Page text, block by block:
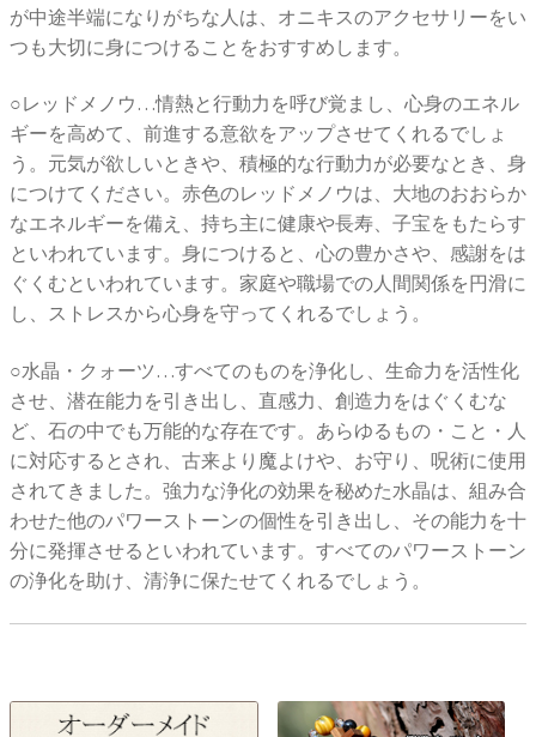
が中途半端になりがちな人は、オニキスのアクセサリーをい
つも大切に身につけることをおすすめします。
○レッドメノウ…情熱と行動力を呼び覚まし、心身のエネル
ギーを高めて、前進する意欲をアップさせてくれるでしょ
う。元気が欲しいときや、積極的な行動力が必要なとき、身
につけてください。赤色のレッドメノウは、大地のおおらか
なエネルギーを備え、持ち主に健康や長寿、子宝をもたらす
といわれています。身につけると、心の豊かさや、感謝をは
ぐくむといわれています。家庭や職場での人間関係を円滑に
し、ストレスから心身を守ってくれるでしょう。
○水晶・クォーツ…すべてのものを浄化し、生命力を活性化
させ、潜在能力を引き出し、直感力、創造力をはぐくむな
ど、石の中でも万能的な存在です。あらゆるもの・こと・人
に対応するとされ、古来より魔よけや、お守り、呪術に使用
されてきました。強力な浄化の効果を秘めた水晶は、組み合
わせた他のパワーストーンの個性を引き出し、その能力を十
分に発揮させるといわれています。すべてのパワーストーン
の浄化を助け、清浄に保たせてくれるでしょう。